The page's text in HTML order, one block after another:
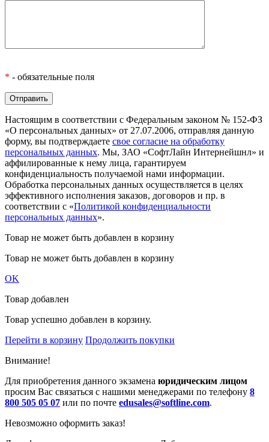
* - обязательные поля
Настоящим в соответствии с Федеральным законом № 152-ФЗ
«О персональных данных» от 27.07.2006, отправляя данную
форму, вы подтверждаете свое согласие на обработку
персональных данных. Мы, ЗАО «СофтЛайн Интернейшнл» и
аффилированные к нему лица, гарантируем
конфиденциальность получаемой нами информации.
Обработка персональных данных осуществляется в целях
эффективного исполнения заказов, договоров и пр. в
соответствии с «Политикой конфиденциальности
персональных данных».
Товар не может быть добавлен в корзину
Товар не может быть добавлен в корзину
OK
Товар добавлен
Товар успешно добавлен в корзину.
Перейти в корзину Продолжить покупки
Внимание!
Для приобретения данного экзамена юридическим лицом
просим Вас связаться с нашими менеджерами по телефону 8
800 505 05 07 или по почте edusales@softline.com.
Невозможно оформить заказ!